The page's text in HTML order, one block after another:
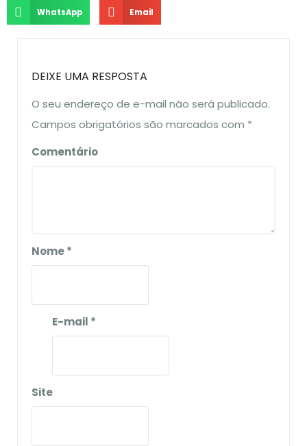
WhatsApp Email
DEIXE UMA RESPOSTA
O seu endereço de e-mail não será publicado.
Campos obrigatórios são marcados com *
Comentário
Nome*
E-mail *
Site